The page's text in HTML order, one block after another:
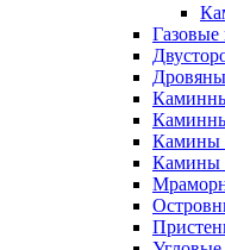
Камины
Камины